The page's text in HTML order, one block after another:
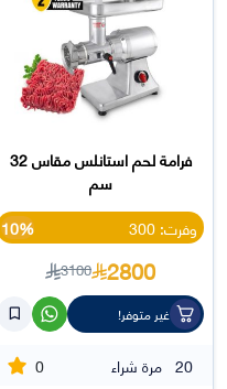
فرامة لحم استانلس مقاس 32
سم
وفرت: 300
10%
2800
3100
غير متوفر!
20 مرة شراء 0